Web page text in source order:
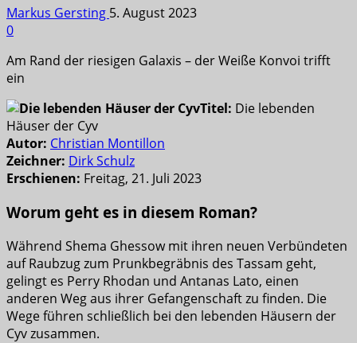
Markus Gersting 5. August 2023
0
Am Rand der riesigen Galaxis – der Weiße Konvoi trifft
ein
Titel: Die lebenden
Häuser der Cyv
Autor: Christian Montillon
Zeichner: Dirk Schulz
Erschienen: Freitag, 21. Juli 2023
Worum geht es in diesem Roman?
Während Shema Ghessow mit ihren neuen Verbündeten
auf Raubzug zum Prunkbegräbnis des Tassam geht,
gelingt es Perry Rhodan und Antanas Lato, einen
anderen Weg aus ihrer Gefangenschaft zu finden. Die
Wege führen schließlich bei den lebenden Häusern der
Cyv zusammen.